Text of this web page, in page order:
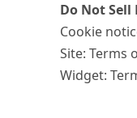
Do Not
Cookie
Site: Terms
Widget: